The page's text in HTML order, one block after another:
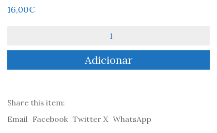
16,00€
Grandiosos
-
Pereira
Adicionar
Share this item:
Email Facebook Twitter X WhatsApp